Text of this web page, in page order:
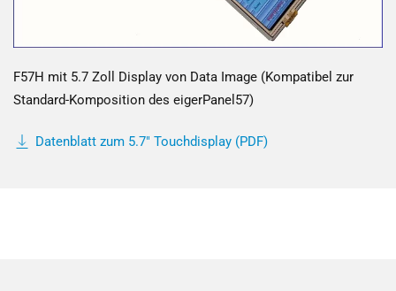
F57H mit 5.7 Zoll Display von Data Image (Kompatibel zur
Standard-Komposition des eigerPanel57)
Datenblatt zum 5.7" Touchdisplay (PDF)